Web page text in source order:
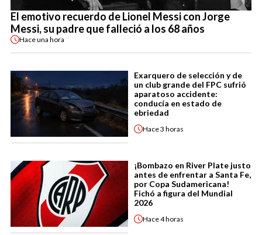
El emotivo recuerdo de Lionel Messi con Jorge
Messi, su padre que falleció a los 68 años
Haceuna hora
Exarquero de selección y de
un club grande del FPC sufrió
aparatoso accidente:
conducía en estado de
ebriedad
Hace3 horas
¡Bombazo en River Plate justo
antes de enfrentar a Santa Fe,
por Copa Sudamericana!
Fichó a figura del Mundial
2026
Hace4 horas